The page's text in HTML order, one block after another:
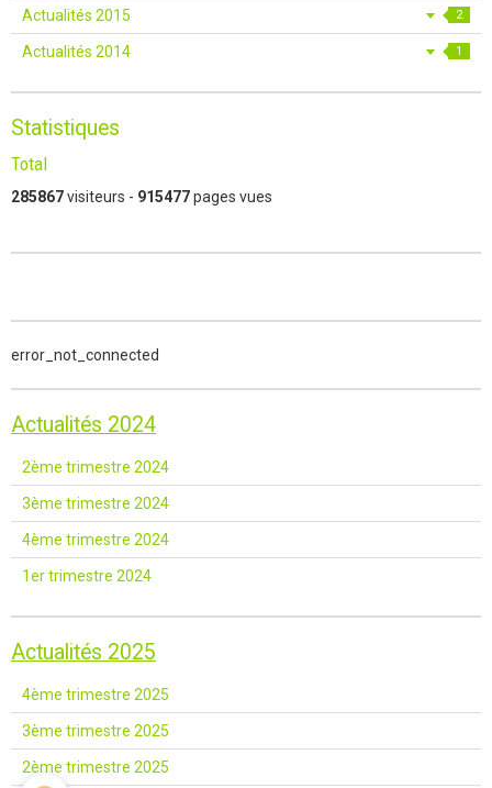
Actualités 2015 2
Actualités 2014 1
Statistiques
Total
285867visiteurs - 915477pages vues
error_not_connected
Actualités 2024
2ème trimestre 2024
3ème trimestre 2024
4ème trimestre 2024
1er trimestre 2024
Actualités 2025
4ème trimestre 2025
3ème trimestre 2025
2ème trimestre 2025